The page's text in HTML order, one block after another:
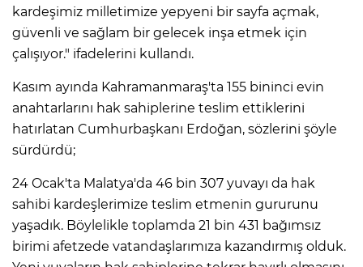
kardeşimiz milletimize yepyeni bir sayfa açmak,
güvenli ve sağlam bir gelecek inşa etmek için
çalışıyor." ifadelerini kullandı.
Kasım ayında Kahramanmaraş'ta 155 bininci evin
anahtarlarını hak sahiplerine teslim ettiklerini
hatırlatan Cumhurbaşkanı Erdoğan, sözlerini şöyle
sürdürdü;
24 Ocak'ta Malatya'da 46 bin 307 yuvayı da hak
sahibi kardeşlerimize teslim etmenin gururunu
yaşadık. Böylelikle toplamda 21 bin 431 bağımsız
birimi afetzede vatandaşlarımıza kazandırmış olduk.